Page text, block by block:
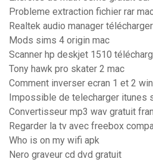
Probleme extraction fichier rar
Realtek audio manager
Mods sims 4 origin mac
Scanner hp deskjet 1510
Tony hawk pro skater 2 mac
Comment inverser ecran 1 et 2
Impossible de telecharger itunes
Convertisseur mp3 wav gratuit
Regarder la tv avec freebox
Who is on my wifi apk
Nero graveur cd dvd gratuit